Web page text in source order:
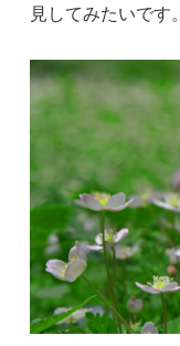
見してみたいです。